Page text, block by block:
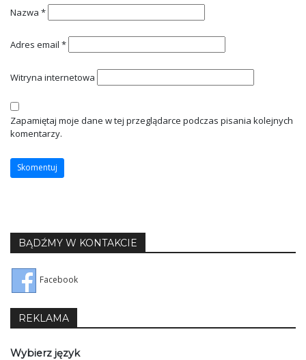
Nazwa *
Adres email *
Witryna internetowa
Zapamiętaj moje dane w tej przeglądarce podczas pisania kolejnych
komentarzy.
BĄDŹMY W KONTAKCIE
Facebook
REKLAMA
Wybierz język